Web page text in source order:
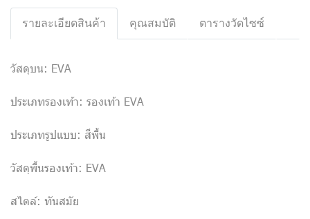
รายละเอียดสินค้า คุณสมบัติ ตารางวัดไซซ์
วัสดุบน: EVA
ประเภทรองเท้า: รองเท้า EVA
ประเภทรูปแบบ: สีพื้น
วัสดุพื้นรองเท้า: EVA
สไตล์: ทันสมัย